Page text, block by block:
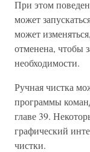
При этом
может
может
отменена, чтобы
необходимости.
Ручная чистка
программы
главе 39.
графический
чистки.